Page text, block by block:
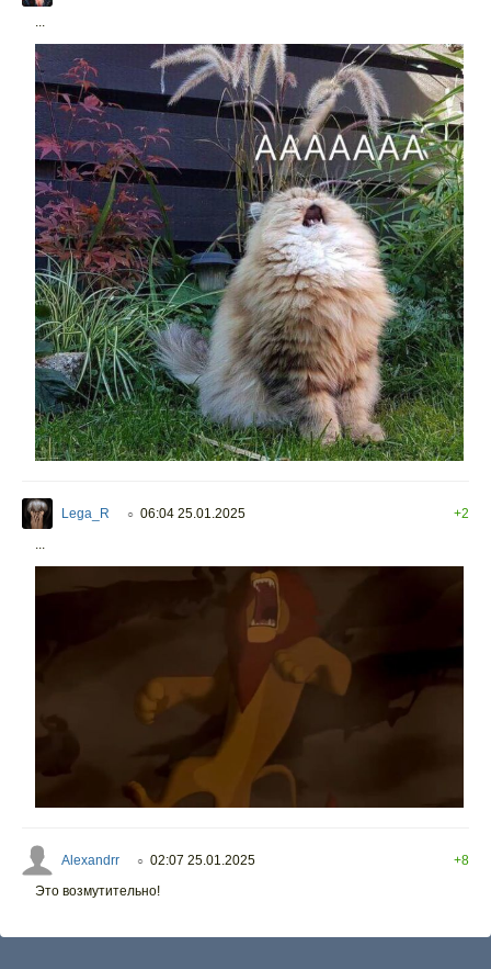
...
Lega_R ○ 06:04 25.01.2025
+2
...
Alexandrr ○ 02:07 25.01.2025
+8
Это возмутительно!